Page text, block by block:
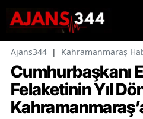
Ajans344 | Kahramanmaraş
Cumhurbaşkanı
Felaketinin Yıl